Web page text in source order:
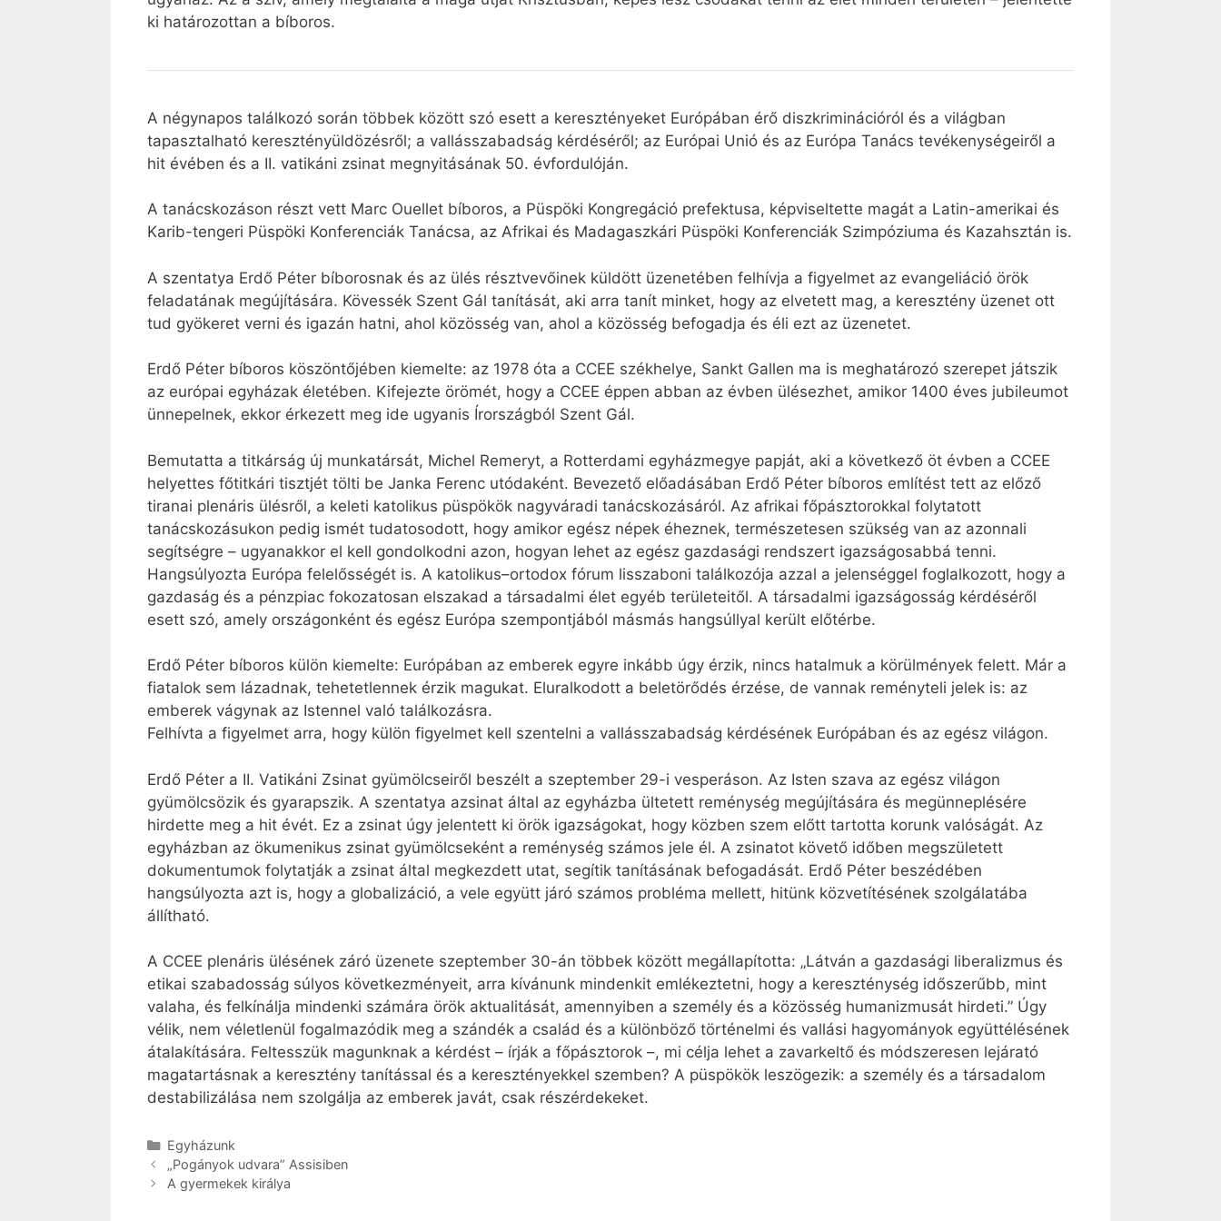
ki határozottan a bíboros.
A négynapos találkozó során többek között szó esett a keresztényeket Európában érő diszkriminációról és a világban
tapasztalható keresztényüldözésről; a vallásszabadság kérdéséről; az Európai Unió és az Európa Tanács tevékenységeiről a
hit évében és a II. vatikáni zsinat megnyitásának 50. évfordulóján.
A tanácskozáson részt vett Marc Ouellet bíboros, a Püspöki Kongregáció prefektusa, képviseltette magát a Latin-amerikai és
Karib-tengeri Püspöki Konferenciák Tanácsa, az Afrikai és Madagaszkári Püspöki Konferenciák Szimpóziuma és Kazahsztán is.
A szentatya Erdő Péter bíborosnak és az ülés résztvevőinek küldött üzenetében felhívja a figyelmet az evangeliáció örök
feladatának megújítására. Kövessék Szent Gál tanítását, aki arra tanít minket, hogy az elvetett mag, a keresztény üzenet ott
tud gyökeret verni és igazán hatni, ahol közösség van, ahol a közösség befogadja és éli ezt az üzenetet.
Erdő Péter bíboros köszöntőjében kiemelte: az 1978 óta a CCEE székhelye, Sankt Gallen ma is meghatározó szerepet játszik
az európai egyházak életében. Kifejezte örömét, hogy a CCEE éppen abban az évben ülésezhet, amikor 1400 éves jubileumot
ünnepelnek, ekkor érkezett meg ide ugyanis Írországból Szent Gál.
Bemutatta a titkárság új munkatársát, Michel Remeryt, a Rotterdami egyházmegye papját, aki a következő öt évben a CCEE
helyettes főtitkári tisztjét tölti be Janka Ferenc utódaként. Bevezető előadásában Erdő Péter bíboros említést tett az előző
tiranai plenáris ülésről, a keleti katolikus püspökök nagyváradi tanácskozásáról. Az afrikai főpásztorokkal folytatott
tanácskozásukon pedig ismét tudatosodott, hogy amikor egész népek éheznek, természetesen szükség van az azonnali
segítségre – ugyanakkor el kell gondolkodni azon, hogyan lehet az egész gazdasági rendszert igazságosabbá tenni.
Hangsúlyozta Európa felelősségét is. A katolikus–ortodox fórum lisszaboni találkozója azzal a jelenséggel foglalkozott, hogy a
gazdaság és a pénzpiac fokozatosan elszakad a társadalmi élet egyéb területeitől. A társadalmi igazságosság kérdéséről
esett szó, amely országonként és egész Európa szempontjából másmás hangsúllyal került előtérbe.
Erdő Péter bíboros külön kiemelte: Európában az emberek egyre inkább úgy érzik, nincs hatalmuk a körülmények felett. Már a
fiatalok sem lázadnak, tehetetlennek érzik magukat. Eluralkodott a beletörődés érzése, de vannak reményteli jelek is: az
emberek vágynak az Istennel való találkozásra.
Felhívta a figyelmet arra, hogy külön figyelmet kell szentelni a vallásszabadság kérdésének Európában és az egész világon.
Erdő Péter a II. Vatikáni Zsinat gyümölcseiről beszélt a szeptember 29-i vesperáson. Az Isten szava az egész világon
gyümölcsözik és gyarapszik. A szentatya azsinat által az egyházba ültetett reménység megújítására és megünneplésére
hirdette meg a hit évét. Ez a zsinat úgy jelentett ki örök igazságokat, hogy közben szem előtt tartotta korunk valóságát. Az
egyházban az ökumenikus zsinat gyümölcseként a reménység számos jele él. A zsinatot követő időben megszületett
dokumentumok folytatják a zsinat által megkezdett utat, segítik tanításának befogadását. Erdő Péter beszédében
hangsúlyozta azt is, hogy a globalizáció, a vele együtt járó számos probléma mellett, hitünk közvetítésének szolgálatába
állítható.
A CCEE plenáris ülésének záró üzenete szeptember 30-án többek között megállapította: „Látván a gazdasági liberalizmus és
etikai szabadosság súlyos következményeit, arra kívánunk mindenkit emlékeztetni, hogy a kereszténység időszerűbb, mint
valaha, és felkínálja mindenki számára örök aktualitását, amennyiben a személy és a közösség humanizmusát hirdeti.” Úgy
vélik, nem véletlenül fogalmazódik meg a szándék a család és a különböző történelmi és vallási hagyományok együttélésének
átalakítására. Feltesszük magunknak a kérdést – írják a főpásztorok –, mi célja lehet a zavarkeltő és módszeresen lejárató
magatartásnak a keresztény tanítással és a keresztényekkel szemben? A püspökök leszögezik: a személy és a társadalom
destabilizálása nem szolgálja az emberek javát, csak részérdekeket.
Kategória
Egyházunk
„Pogányok udvara” Assisiben
A gyermekek királya